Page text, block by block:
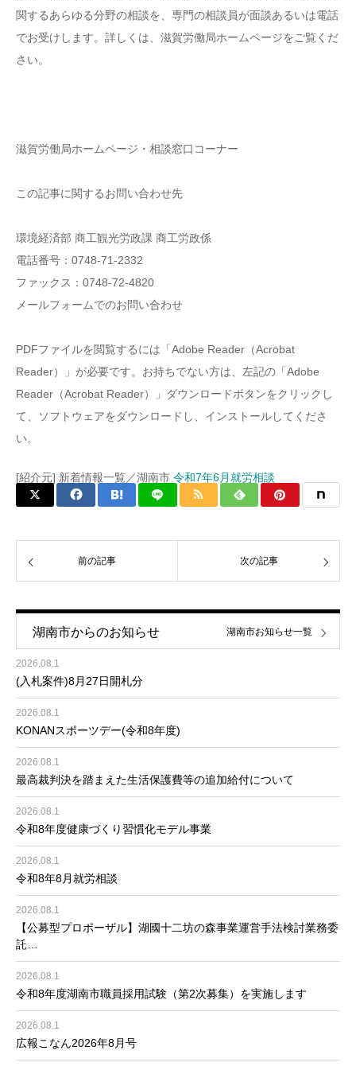
関するあらゆる分野の相談を、専門の相談員が面談あるいは電話
でお受けします。詳しくは、滋賀労働局ホームページをご覧くだ
さい。
滋賀労働局ホームページ・相談窓口コーナー
この記事に関するお問い合わせ先
環境経済部 商工観光労政課 商工労政係
電話番号：0748-71-2332
ファックス：0748-72-4820
メールフォームでのお問い合わせ
PDFファイルを閲覧するには「Adobe Reader（Acrobat
Reader）」が必要です。お持ちでない方は、左記の「Adobe
Reader（Acrobat Reader）」ダウンロードボタンをクリックし
て、ソフトウェアをダウンロードし、インストールしてくださ
い。
[紹介元] 新着情報一覧／湖南市 令和7年6月就労相談
前の記事 次の記事
湖南市からのお知らせ
2026.08.1
(入札案件)8月27日開札分
2026.08.1
KONANスポーツデー(令和8年度)
2026.08.1
最高裁判決を踏まえた生活保護費等の追加給付について
2026.08.1
令和8年度健康づくり習慣化モデル事業
2026.08.1
令和8年8月就労相談
2026.08.1
【公募型プロポーザル】湖國十二坊の森事業運営手法検討業務委
託…
2026.08.1
令和8年度湖南市職員採用試験（第2次募集）を実施します
2026.08.1
広報こなん2026年8月号
湖南市お知らせ一覧